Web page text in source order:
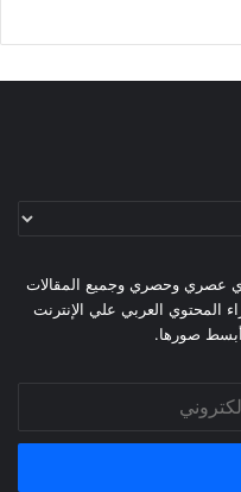
عصري وحصري وجميع المقالات
المحتوي العربي علي الإنترنت
أبسط صورها.